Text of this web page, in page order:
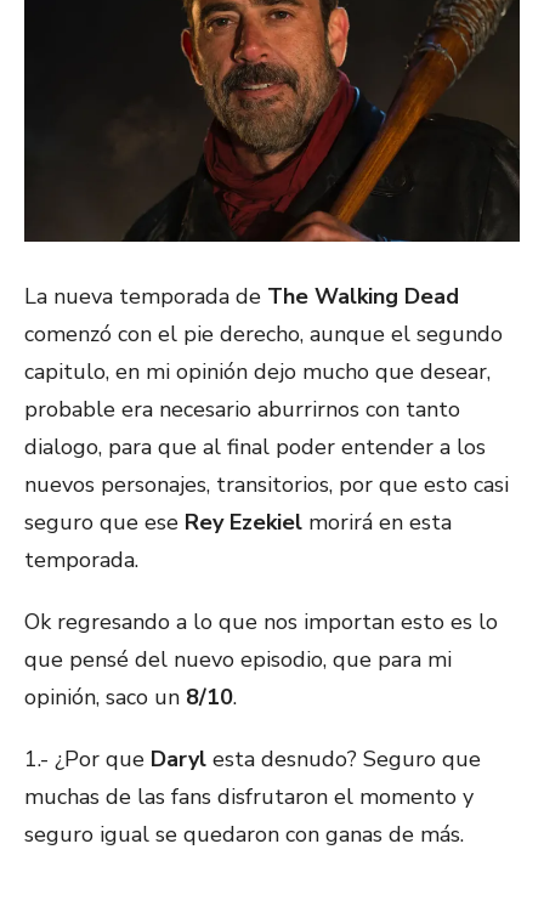
La nueva temporada de The Walking Dead
comenzó con el pie derecho, aunque el segundo
capitulo, en mi opinión dejo mucho que desear,
probable era necesario aburrirnos con tanto
dialogo, para que al final poder entender a los
nuevos personajes, transitorios, por que esto casi
seguro que ese Rey Ezekiel morirá en esta
temporada.
Ok regresando a lo que nos importan esto es lo
que pensé del nuevo episodio, que para mi
opinión, saco un 8/10.
1.- ¿Por que Daryl esta desnudo? Seguro que
muchas de las fans disfrutaron el momento y
seguro igual se quedaron con ganas de más.